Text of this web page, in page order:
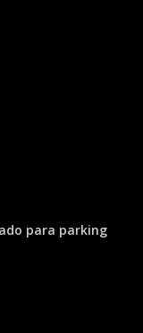
para parking